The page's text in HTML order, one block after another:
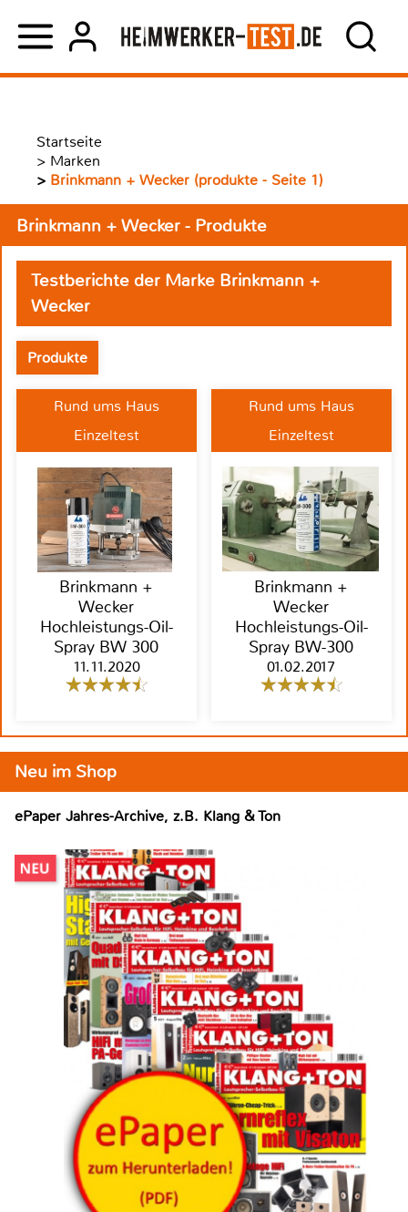
Startseite
> Marken
> Brinkmann + Wecker (produkte - Seite 1)
Brinkmann + Wecker - Produkte
Testberichte der Marke Brinkmann +
Wecker
Produkte
Rund ums Haus
Einzeltest
Brinkmann +
Wecker
Hochleistungs-Oil-
Spray BW 300
11.11.2020
Rund ums Haus
Einzeltest
Brinkmann +
Wecker
Hochleistungs-Oil-
Spray BW-300
01.02.2017
Neu im Shop
ePaper Jahres-Archive, z.B. Klang & Ton